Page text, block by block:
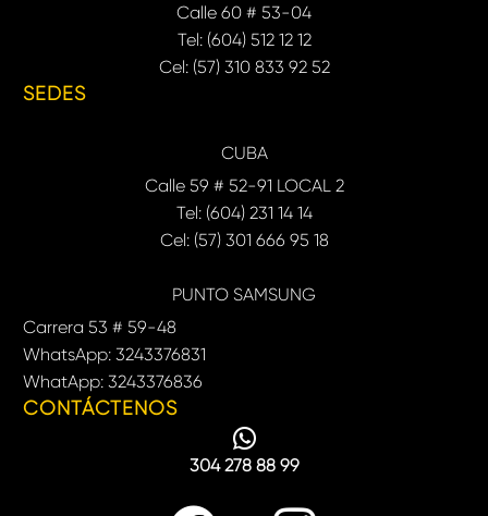
Calle 60 # 53-04
Tel: (604) 512 12 12
Cel: (57) 310 833 92 52
SEDES
CUBA
Calle 59 # 52-91 LOCAL 2
Tel: (604) 231 14 14
Cel: (57) 301 666 95 18
PUNTO SAMSUNG
Carrera 53 # 59-48
WhatsApp: 3243376831
WhatApp: 3243376836
CONTÁCTENOS
304 278 88 99